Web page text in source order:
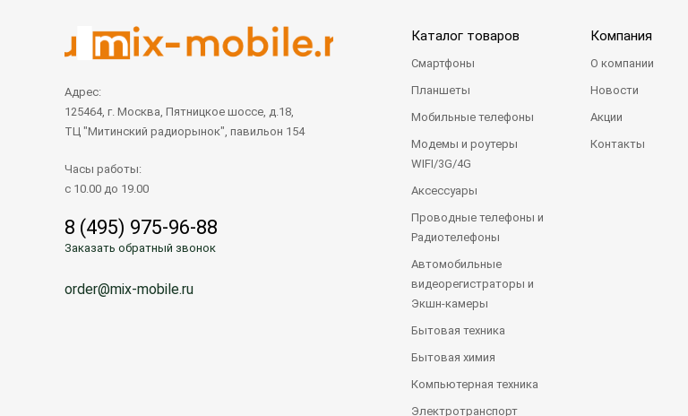
Адрес:
125464, г. Москва, Пятницкое шоссе, д.18,
ТЦ "Митинский радиорынок", павильон 154
Часы работы:
с 10.00 до 19.00
8 (495) 975-96-88
Заказать обратный звонок
order@mix-mobile.ru
Каталог товаров
Смартфоны
Планшеты
Мобильные телефоны
Модемы и роутеры
WIFI/3G/4G
Аксессуары
Проводные телефоны и
Радиотелефоны
Автомобильные
видеорегистраторы и
Экшн-камеры
Бытовая техника
Бытовая химия
Компьютерная техника
Электротранспорт
Компания
О компании
Новости
Акции
Контакты